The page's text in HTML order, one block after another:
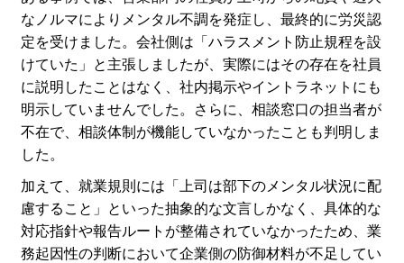
なノルマによりメンタル不調を発症し、最終的に労災認
定を受けました。会社側は「ハラスメント防止規程を設
けていた」と主張しましたが、実際にはその存在を社員
に説明したことはなく、社内掲示やイントラネットにも
明示していませんでした。さらに、相談窓口の担当者が
不在で、相談体制が機能していなかったことも判明しま
した。
加えて、就業規則には「上司は部下のメンタル状況に配
慮すること」といった抽象的な文言しかなく、具体的な
対応指針や報告ルートが整備されていなかったため、業
務起因性の判断において企業側の防御材料が不足してい